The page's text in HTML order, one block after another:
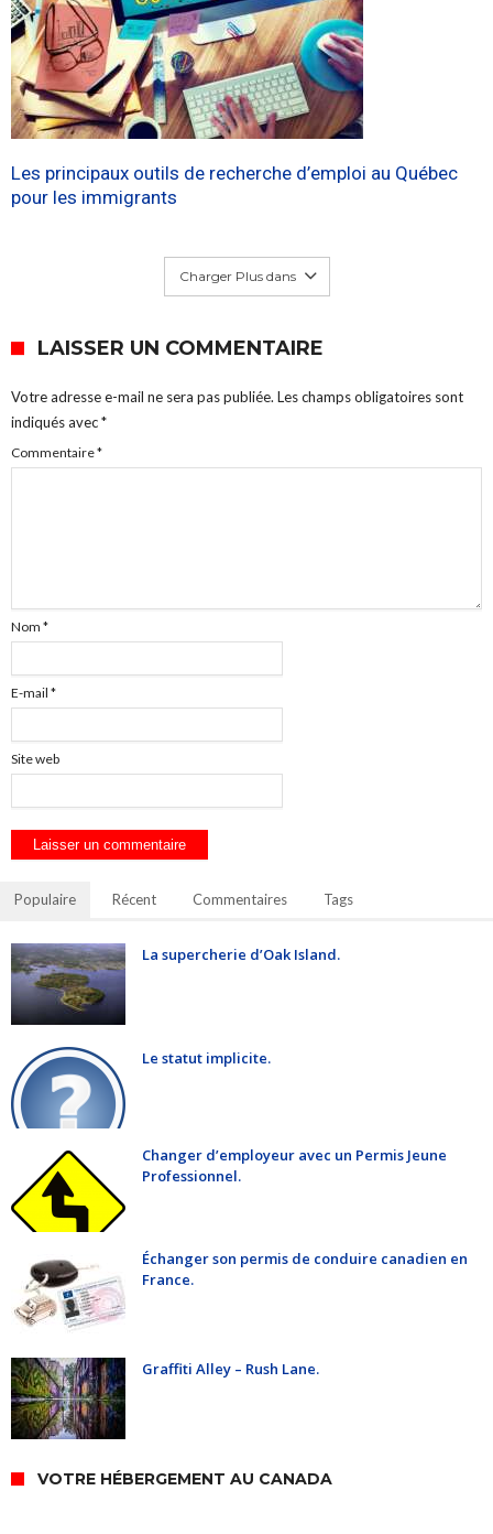
Les principaux outils de recherche d’emploi au Québec
pour les immigrants
Charger Plus dans
LAISSER UN COMMENTAIRE
Votre adresse e-mail ne sera pas publiée. Les champs obligatoires sont
indiqués avec*
Commentaire*
Nom *
E-mail *
Site web
Populaire Récent Commentaires Tags
La supercherie d’Oak Island.
Le statut implicite.
Changer d’employeur avec un Permis Jeune
Professionnel.
Échanger son permis de conduire canadien en
France.
Graffiti Alley – Rush Lane.
VOTRE HÉBERGEMENT AU CANADA